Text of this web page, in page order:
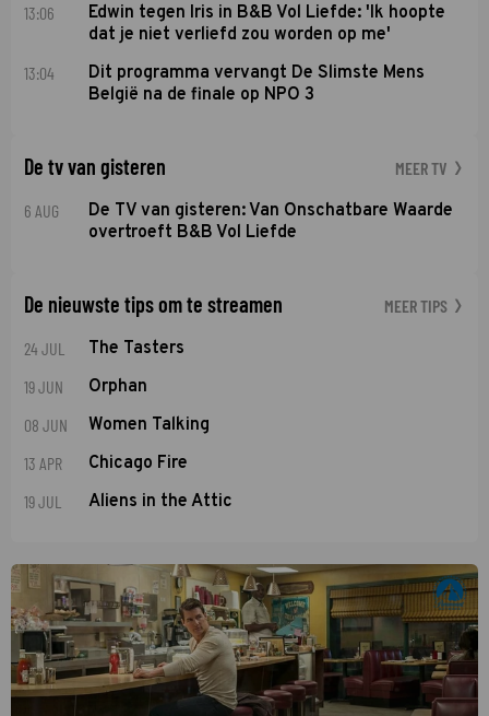
13:06
Edwin tegen Iris in B&B Vol Liefde: 'Ik hoopte
dat je niet verliefd zou worden op me'
13:04
Dit programma vervangt De Slimste Mens
België na de finale op NPO 3
De tv van gisteren MEER TV
6 AUG
De TV van gisteren: Van Onschatbare Waarde
overtroeft B&B Vol Liefde
De nieuwste tips om te streamen MEER TIPS
24 JUL The Tasters
19 JUN Orphan
08 JUN Women Talking
13 APR Chicago Fire
19 JUL Aliens in the Attic